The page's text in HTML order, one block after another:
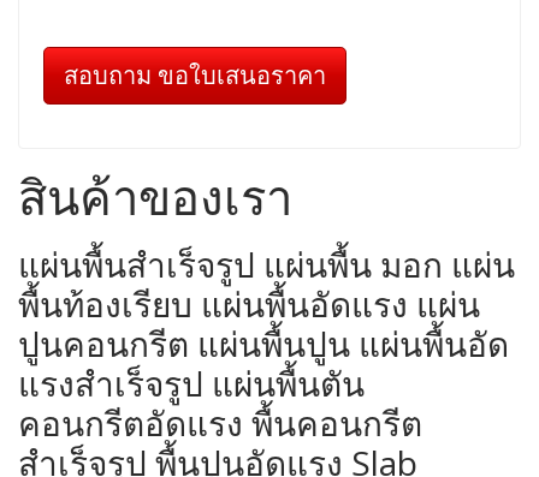
สอบถาม ขอใบเสนอราคา
สินค้าของเรา
แผ่นพื้นสำเร็จรูป แผ่นพื้น มอก แผ่น
พื้นท้องเรียบ แผ่นพื้นอัดแรง แผ่น
ปูนคอนกรีต แผ่นพื้นปูน แผ่นพื้นอัด
แรงสำเร็จรูป แผ่นพื้นตัน
คอนกรีตอัดแรง พื้นคอนกรีต
สำเร็จรูป พื้นปูนอัดแรง Slab